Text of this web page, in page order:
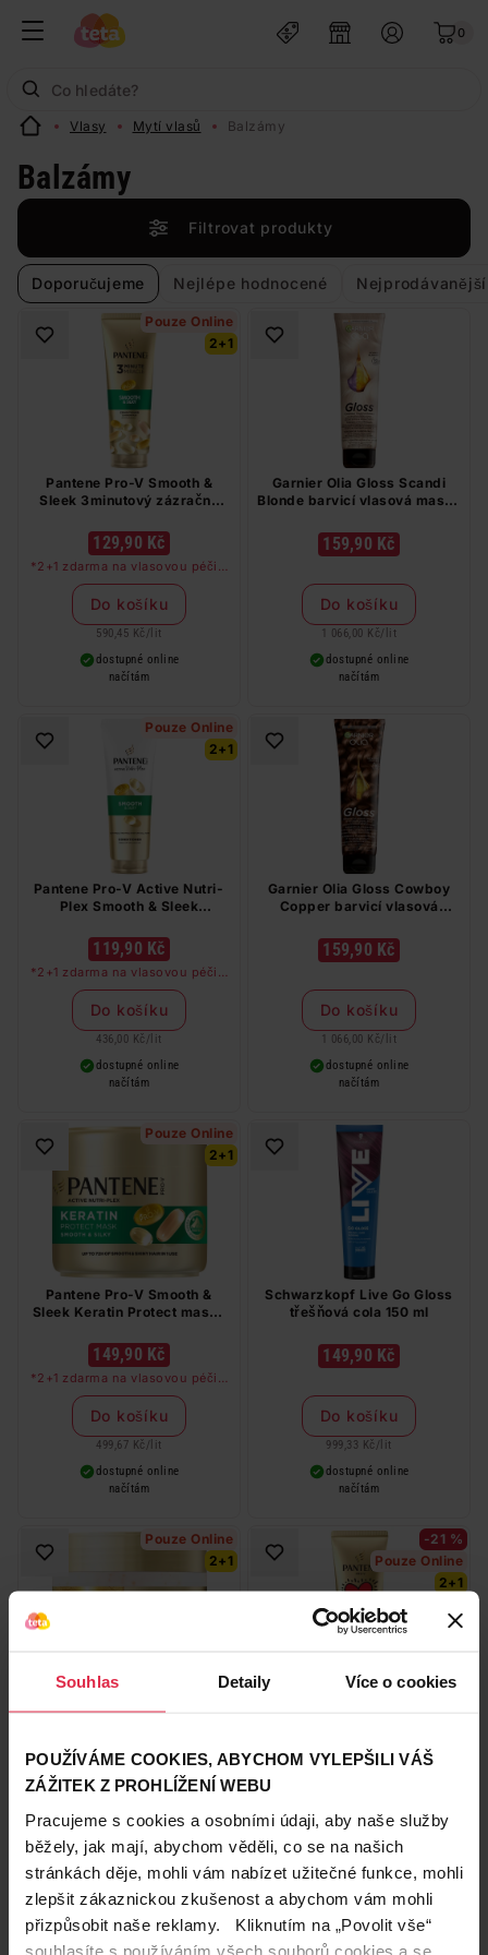
Souhlas Detaily Více o cookies
POUŽÍVÁME COOKIES, ABYCHOM VYLEPŠILI VÁŠ
ZÁŽITEK Z PROHLÍŽENÍ WEBU
Pracujeme s cookies a osobními údaji, aby naše služby
běžely, jak mají, abychom věděli, co se na našich
stránkách děje, mohli vám nabízet užitečné funkce, mohli
zlepšit zákaznickou zkušenost a abychom vám mohli
přizpůsobit naše reklamy. Kliknutím na „Povolit vše“
souhlasíte s používáním všech souborů cookies a se
0
Vlasy Mytí vlasů Balzámy
Balzámy
Filtrovat produkty
Doporučujeme Nejlépe hodnocené Nejprodávanější
Pouze Online
2+1
Pantene Pro-V Smooth &
Sleek 3minutový zázračný
129,90 Kč
*2+1 zdarma na vlasovou péči v
libovolné kombinaci, nejlevnější
produkt zdarma. Neplatí na
barvy na vlasy a cestovní balení.
Do košíku
590,45 Kč / lit
dostupné online
načítám
Garnier Olia Gloss Scandi
Blonde barvicí vlasová maska
159,90 Kč
Do košíku
1 066,00 Kč/ lit
dostupné online
načítám
Pouze Online
2+1
Pantene Pro-V Active Nutri-
Plex Smooth & Sleek
275 ml
119,90 Kč
*2+1 zdarma na vlasovou péči v
libovolné kombinaci, nejlevnější
produkt zdarma. Neplatí na
barvy na vlasy a cestovní balení.
Do košíku
436,00 Kč / lit
dostupné online
načítám
Garnier Olia Gloss Cowboy
Copper barvicí vlasová
159,90 Kč
Do košíku
1 066,00 Kč/ lit
dostupné online
načítám
Pouze Online
2+1
Pantene Pro-V Smooth &
Sleek Keratin Protect maska
149,90 Kč
*2+1 zdarma na vlasovou péči v
libovolné kombinaci, nejlevnější
produkt zdarma. Neplatí na
barvy na vlasy a cestovní balení.
Do košíku
499,67 Kč / lit
dostupné online
načítám
Schwarzkopf Live Go Gloss
třešňová cola 150 ml
149,90 Kč
Do košíku
999,33 Kč / lit
dostupné online
načítám
Pouze Online
2+1
Repair bezoplachový krém
289,90 Kč
*2+1 zdarma na vlasovou péči v
produkt zdarma. Neplatí na
Do košíku
966,33 Kč/ lit
dostupné online
načítám
-21 %
Pouze Online
2+1
129,90 Kč
*2+1 zdarma na vlasovou péči v
produkt zdarma. Neplatí na
Do košíku
590,45 Kč/lit
dostupné online
načítám
-24 %